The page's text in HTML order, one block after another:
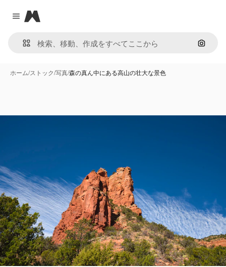
Close menu
Magnific
画像で
ホーム/ストック/写真/森の真ん中にある高山の壮大な景色